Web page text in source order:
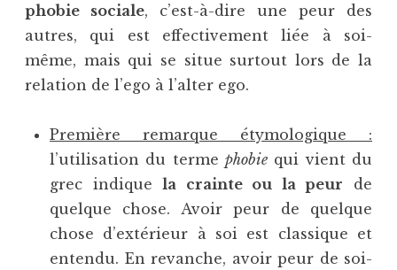
phobie sociale, c’est-à-dire une peur des
autres, qui est effectivement liée à soi-
même, mais qui se situe surtout lors de la
relation de l’ego à l’alter ego.
Première remarque étymologique :
l’utilisation du terme phobie qui vient du
grec indiquela crainte ou la peur de
quelque chose. Avoir peur de quelque
chose d’extérieur à soi est classique et
entendu. En revanche, avoir peur de soi-